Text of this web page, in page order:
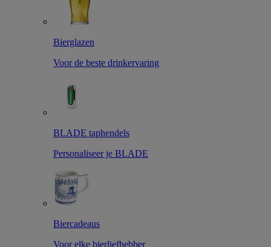
Bierglazen
Voor de beste drinkervaring
BLADE taphendels
Personaliseer je BLADE
Biercadeaus
Voor elke bierliefhebber